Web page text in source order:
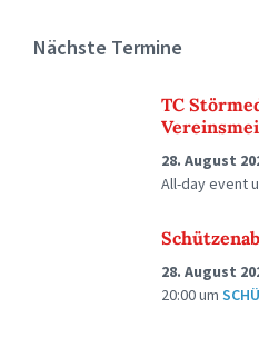
Nächste Termine
TC
28. August
All-day event
28. August
20:00um